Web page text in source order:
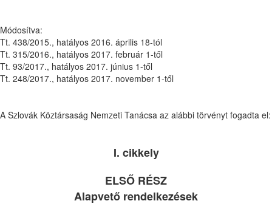
Módosítva:
Tt. 438/2015., hatályos 2016. április 18-tól
Tt. 315/2016., hatályos 2017. február 1-től
Tt. 93/2017., hatályos 2017. június 1-től
Tt. 248/2017., hatályos 2017. november 1-től
A Szlovák Köztársaság Nemzeti Tanácsa az alábbi törvényt fogadta el:
I. cikkely
ELSŐ RÉSZ
Alapvető rendelkezések